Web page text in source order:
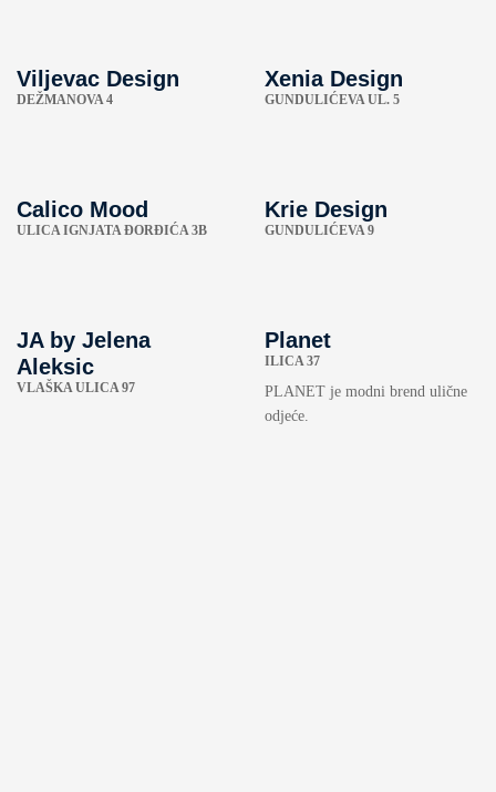
Viljevac Design
DEŽMANOVA 4
Xenia Design
GUNDULIĆEVA UL. 5
Calico Mood
ULICA IGNJATA ĐORĐIĆA 3B
Krie Design
GUNDULIĆEVA 9
JA by Jelena
Aleksic
VLAŠKA ULICA 97
Planet
ILICA 37
PLANET je modni brend ulične
odjeće.